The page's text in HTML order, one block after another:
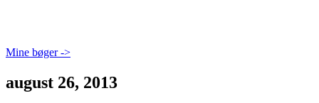
Mine bøger ->
august 26, 2013